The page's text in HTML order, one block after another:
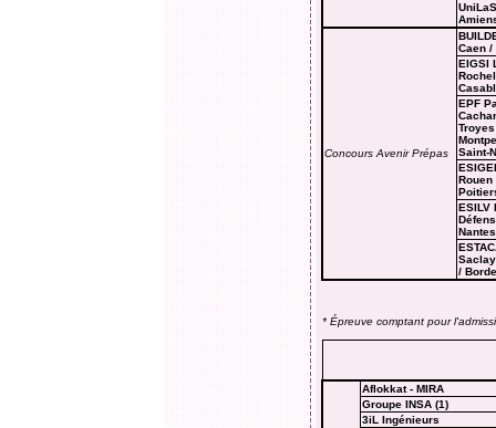
Concours Avenir Prépas
Caen /
EIGSI
EPF
Troyes
Saint-
Rouen
ESILV
Nantes
/
* Épreuve comptant pour
Aflokkat - MIRA
Groupe INSA (1)
3iL Ingénieurs